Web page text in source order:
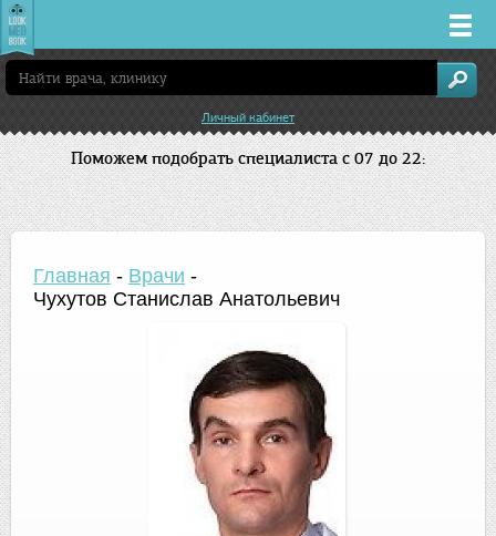
Врачи
Клиники
Заболевания
Личный кабинет
Поможем подобрать специалиста с 07 до 22:
Главная - Врачи -
Чухутов Станислав Анатольевич